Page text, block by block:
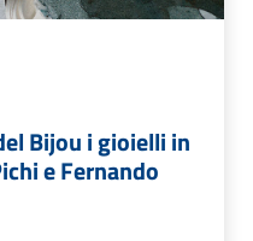
Bijou i gioielli in
e Fernando